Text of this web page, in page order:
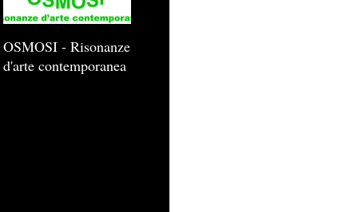
OSMOSI - Risonanze
d'arte contemporanea